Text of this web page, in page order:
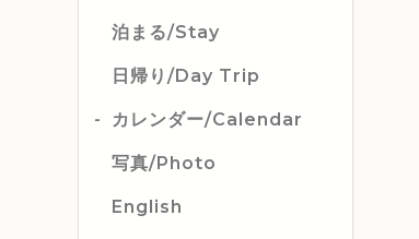
泊まる/Stay
日帰り/Day Trip
カレンダー/Calendar
写真/Photo
English